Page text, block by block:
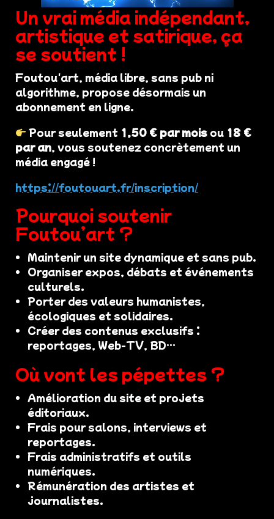
Un vrai média indépendant,
artistique et satirique, ça
se soutient !
Foutou'art, média libre, sans pub ni
algorithme, propose désormais un
abonnement en ligne.
Pour seulement 1,50 € par mois ou 18 €
par an, vous soutenez concrètement un
média engagé !
https://foutouart.fr/inscription/
Pourquoi soutenir
Foutou’art ?
Maintenir un site dynamique et sans pub.
Organiser expos, débats et événements
culturels.
Porter des valeurs humanistes,
écologiques et solidaires.
Créer des contenus exclusifs :
reportages, Web-TV, BD…
Où vont les pépettes ?
Amélioration du site et projets
éditoriaux.
Frais pour salons, interviews et
reportages.
Frais administratifs et outils
numériques.
Rémunération des artistes et
journalistes.